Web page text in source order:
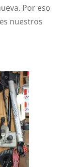
Por eso
nuestros